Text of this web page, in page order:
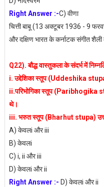
Right Answer :-C) वीणा
चित्ती बाबू (13 अक्टूबर 1936 - 9
और दक्षिण भारत के कर्नाटक संगीत
Q22). बौद्ध वास्तुकला के संदर्भ में
i. उद्देशिका स्तूप (Uddeshika
ii.परिभोगिका स्तूप (Paribhogika
थे।
iii. भरुत स्तूप (Bharhut stupa)
A) केवलi और iii
B) केवलi
C) i, ii और iii
D) केवलi और ii
Right Answer :- D) केवलi और ii